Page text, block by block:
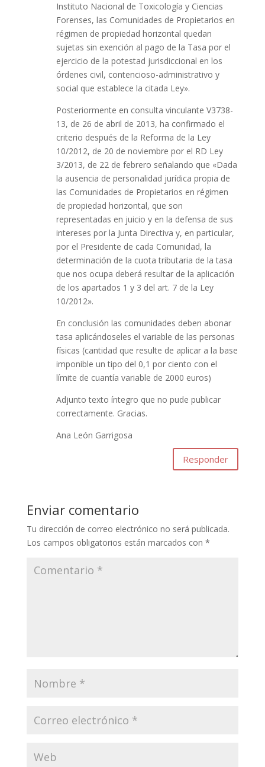
Instituto Nacional de Toxicología y Ciencias
Forenses, las Comunidades de Propietarios en
régimen de propiedad horizontal quedan
sujetas sin exención al pago de la Tasa por el
ejercicio de la potestad jurisdiccional en los
órdenes civil, contencioso-administrativo y
social que establece la citada Ley».
Posteriormente en consulta vinculante V3738-
13, de 26 de abril de 2013, ha confirmado el
criterio después de la Reforma de la Ley
10/2012, de 20 de noviembre por el RD Ley
3/2013, de 22 de febrero señalando que «Dada
la ausencia de personalidad jurídica propia de
las Comunidades de Propietarios en régimen
de propiedad horizontal, que son
representadas en juicio y en la defensa de sus
intereses por la Junta Directiva y, en particular,
por el Presidente de cada Comunidad, la
determinación de la cuota tributaria de la tasa
que nos ocupa deberá resultar de la aplicación
de los apartados 1 y 3 del art. 7 de la Ley
10/2012».
En conclusión las comunidades deben abonar
tasa aplicándoseles el variable de las personas
físicas (cantidad que resulte de aplicar a la base
imponible un tipo del 0,1 por ciento con el
límite de cuantía variable de 2000 euros)
Adjunto texto íntegro que no pude publicar
correctamente. Gracias.
Ana León Garrigosa
Responder
Enviar comentario
Tu dirección de correo electrónico no será publicada.
Los campos obligatorios están marcados con *